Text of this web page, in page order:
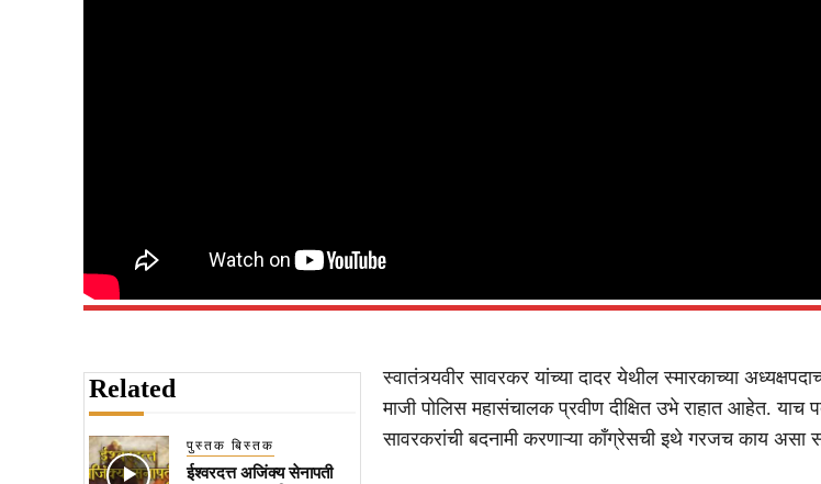
Related
पुस्तक बिस्तक
ईश्वरदत्त अजिंक्य सेनापती
स्वातंत्र्यवीर सावरकर यांच्या दादर येथील स्मारकाच्या
माजी पोलिस महासंचालक प्रवीण दीक्षित उभे राहात आहेत. याच
सावरकरांची बदनामी करणाऱ्या काँग्रेसची इथे गरजच काय असा